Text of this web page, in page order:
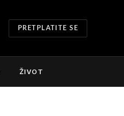
PRETPLATITE SE
ŽIVOT